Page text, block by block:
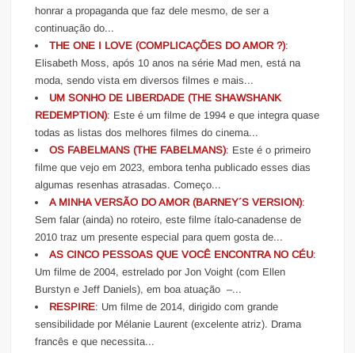
honrar a propaganda que faz dele mesmo, de ser a
continuação do...
THE ONE I LOVE (COMPLICAÇÕES DO AMOR ?):
Elisabeth Moss, após 10 anos na série Mad men, está na
moda, sendo vista em diversos filmes e mais...
UM SONHO DE LIBERDADE (THE SHAWSHANK
REDEMPTION): Este é um filme de 1994 e que integra quase
todas as listas dos melhores filmes do cinema...
OS FABELMANS (THE FABELMANS): Este é o primeiro
filme que vejo em 2023, embora tenha publicado esses dias
algumas resenhas atrasadas. Começo...
A MINHA VERSÃO DO AMOR (BARNEY´S VERSION):
Sem falar (ainda) no roteiro, este filme ítalo-canadense de
2010 traz um presente especial para quem gosta de...
AS CINCO PESSOAS QUE VOCÊ ENCONTRA NO CÉU:
Um filme de 2004, estrelado por Jon Voight (com Ellen
Burstyn e Jeff Daniels), em boa atuação –...
RESPIRE: Um filme de 2014, dirigido com grande
sensibilidade por Mélanie Laurent (excelente atriz). Drama
francês e que necessita...